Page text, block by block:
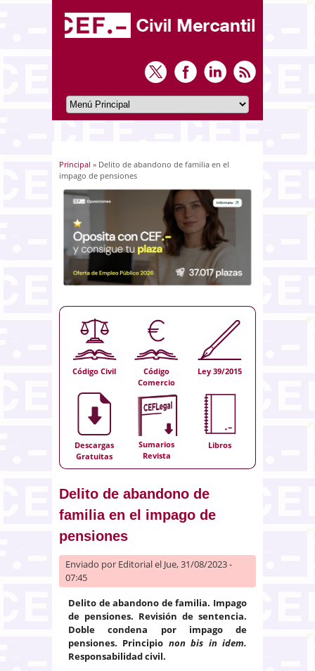
Usted está aquí
Principal » Delito de abandono de familia en el
impago de pensiones
Código Civil
Código
Comercio
Ley 39/2015
Descargas
Gratuitas
Sumarios
Revista
Libros
Delito de abandono de
familia en el impago de
pensiones
Enviado por Editorialel Jue, 31/08/2023 -
07:45
Delito de abandono de familia. Impago
de pensiones. Revisión de sentencia.
Doble condena por impago de
pensiones. Principio non bis in idem.
Responsabilidad civil.